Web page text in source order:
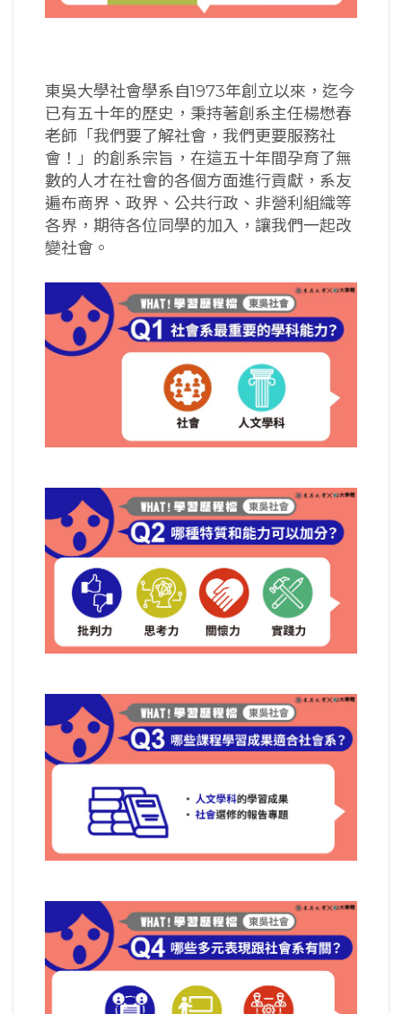
東吳大學社會學系自1973年創立以來，迄今
已有五十年的歷史，秉持著創系主任楊懋春
老師「我們要了解社會，我們更要服務社
會！」的創系宗旨，在這五十年間孕育了無
數的人才在社會的各個方面進行貢獻，系友
遍布商界、政界、公共行政、非營利組織等
各界，期待各位同學的加入，讓我們一起改
變社會。